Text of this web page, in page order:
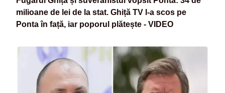
milioane de lei de la stat. Ghiță TV l-a scos pe
Ponta în față, iar poporul plătește - VIDEO